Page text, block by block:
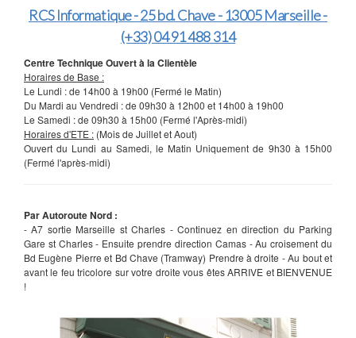
RCS Informatique - 25 bd. Chave - 13005 Marseille -
(+33) 04 91 488 314
Centre Technique Ouvert à la Clientèle
Horaires de Base :
Le Lundi : de 14h00 à 19h00 (Fermé le Matin)
Du Mardi au Vendredi : de 09h30 à 12h00 et 14h00 à 19h00
Le Samedi : de 09h30 à 15h00 (Fermé l'Après-midi)
Horaires d'ETE : (Mois de Juillet et Aout)
Ouvert du Lundi au Samedi, le Matin Uniquement de 9h30 à 15h00
(Fermé l'après-midi)
Par Autoroute Nord :
- A7 sortie Marseille st Charles - Continuez en direction du Parking
Gare st Charles - Ensuite prendre direction Camas - Au croisement du
Bd Eugène Pierre et Bd Chave (Tramway) Prendre à droite - Au bout et
avant le feu tricolore sur votre droite vous êtes ARRIVE et BIENVENUE
!